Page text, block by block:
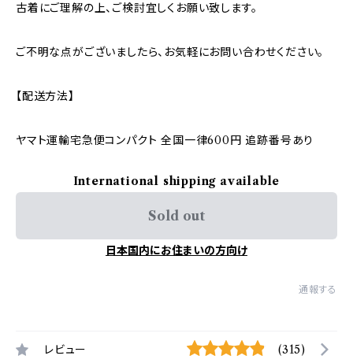
古着にご理解の上、ご検討宜しくお願い致します。
ご不明な点がございましたら、お気軽にお問い合わせください。
【配送方法】
ヤマト運輸宅急便コンパクト 全国一律600円 追跡番号あり
International shipping available
Sold out
日本国内にお住まいの方向け
通報する
レビュー (315)